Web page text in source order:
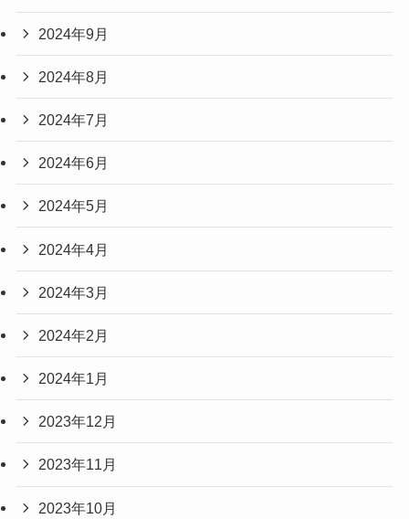
2024年9月
2024年8月
2024年7月
2024年6月
2024年5月
2024年4月
2024年3月
2024年2月
2024年1月
2023年12月
2023年11月
2023年10月